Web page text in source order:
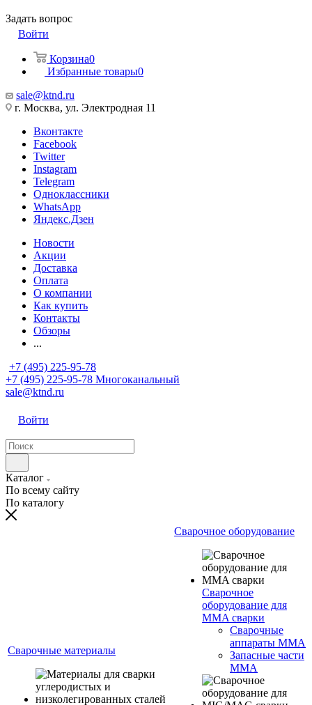
Задать вопрос
Войти
Корзина0
Избранные товары0
sale@ktnd.ru
г. Москва, ул. Электродная 11
Вконтакте
Facebook
Twitter
Instagram
Telegram
Одноклассники
WhatsApp
Яндекс.Дзен
Новости
Акции
Доставка
Оплата
О компании
Как купить
Контакты
Обзоры
...
+7 (495) 225-95-78
+7 (495) 225-95-78 Многоканальный
sale@ktnd.ru
Войти
Каталог
По всему сайту
По каталогу
Сварочные материалы
Сварочное оборудование
Сварочное
оборудование для
MMA сварки
Сварочные
аппараты MMA
Запасные части
MMA